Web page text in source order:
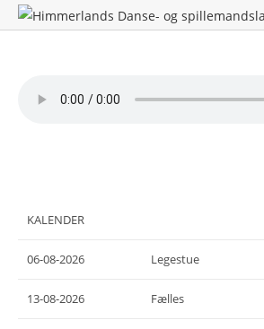
Skip
to
KALENDER
06-08-2026 Legestue
13-08-2026 Fælles